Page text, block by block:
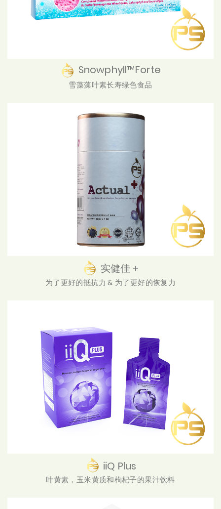
Snowphyll™Forte
雪藻藻叶素长寿绿色食品
实健佳 +
为了更好的抵抗力 & 为了更好的恢复力
iiQ Plus
叶黄素，玉米黄质和枸杞子的果汁饮料